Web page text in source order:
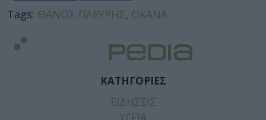
Tags: ΘΑΝΟΣ ΠΛΕΥΡΗΣ, ΟΚΑΝΑ
ΚΑΤΗΓΟΡΙΕΣ
ΕΙΔΗΣΕΙΣ
ΥΓΕΙΑ